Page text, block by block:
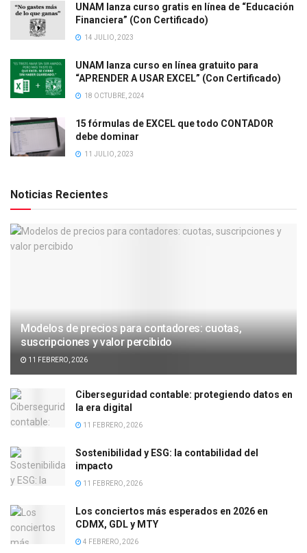
UNAM lanza curso gratis en línea de “Educación
Financiera” (Con Certificado)
14 JULIO, 2023
UNAM lanza curso en línea gratuito para
“APRENDER A USAR EXCEL” (Con Certificado)
18 OCTUBRE, 2024
15 fórmulas de EXCEL que todo CONTADOR
debe dominar
11 JULIO, 2023
Noticias Recientes
Modelos de precios para contadores: cuotas,
suscripciones y valor percibido
11 FEBRERO, 2026
Ciberseguridad contable: protegiendo datos en
la era digital
11 FEBRERO, 2026
Sostenibilidad y ESG: la contabilidad del
impacto
11 FEBRERO, 2026
Los conciertos más esperados en 2026 en
CDMX, GDL y MTY
4 FEBRERO, 2026